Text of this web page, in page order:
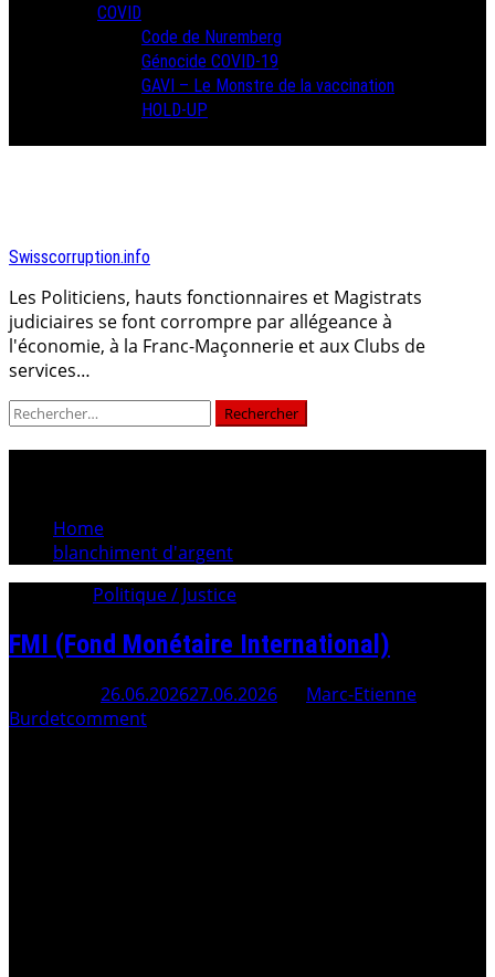
COVID
Code de Nuremberg
Génocide COVID-19
GAVI – Le Monstre de la vaccination
HOLD-UP
Swisscorruption.info
Les Politiciens, hauts fonctionnaires et Magistrats
judiciaires se font corrompre par allégeance à
l'économie, à la Franc-Maçonnerie et aux Clubs de
services…
Rechercher :
Home
blanchiment d'argent
Politique / Justice
FMI (Fond Monétaire International)
26.06.202627.06.2026
Marc-Etienne
Burdetcomment